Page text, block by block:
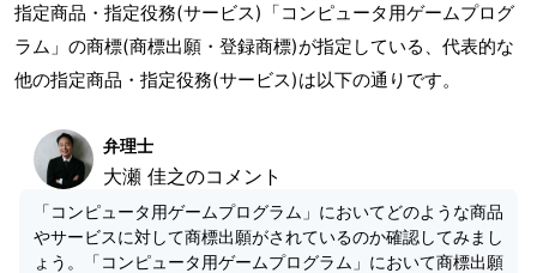
指定商品・指定役務(サービス)「コンピュータ用ゲームプログ
ラム」の商標(商標出願・登録商標)が指定している、代表的な
他の指定商品・指定役務(サービス)は以下の通りです。
弁理士
大瀬 佳之のコメント
「コンピュータ用ゲームプログラム」においてどのような商品
やサービスに対して商標出願がされているのか確認してみまし
ょう。「コンピュータ用ゲームプログラム」において商標出願